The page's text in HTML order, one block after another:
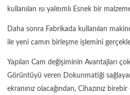
kullanılan ısı yalıtımlı Esnek bir
Daha sonra Fabrikada kullanılan
ile yeni camın birleşme işlemini
Yapılan Cam değişiminin Avantajları
Görüntüyü veren Dokunmatiği
ekranınız olacağından, Cihazınız